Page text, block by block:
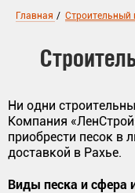
Главная / Строительный
Ни одни
Компания
приобрести песок в
доставкой в Рахье.
Виды песка и сфера